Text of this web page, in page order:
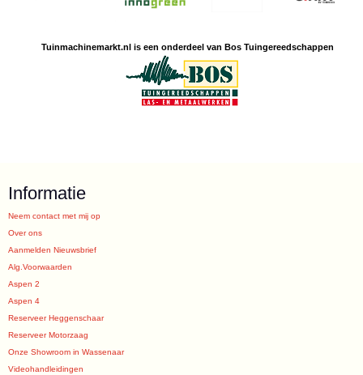
Tuinmachinemarkt.nl is een onderdeel van Bos Tuingereedschappen
Informatie
Neem contact met mij op
Over ons
Aanmelden Nieuwsbrief
Alg.Voorwaarden
Aspen 2
Aspen 4
Reserveer Heggenschaar
Reserveer Motorzaag
Onze Showroom in Wassenaar
Videohandleidingen